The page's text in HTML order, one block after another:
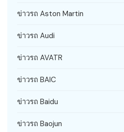
ข่าวรถ Aston Martin
ข่าวรถ Audi
ข่าวรถ AVATR
ข่าวรถ BAIC
ข่าวรถ Baidu
ข่าวรถ Baojun